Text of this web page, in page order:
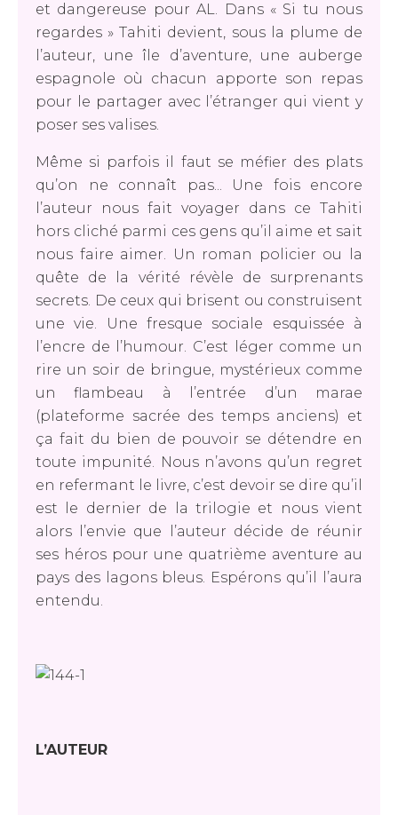
et dangereuse pour AL. Dans « Si tu nous
regardes » Tahiti devient, sous la plume de
l’auteur, une île d’aventure, une auberge
espagnole où chacun apporte son repas
pour le partager avec l’étranger qui vient y
poser ses valises.
Même si parfois il faut se méfier des plats
qu’on ne connaît pas... Une fois encore
l’auteur nous fait voyager dans ce Tahiti
hors cliché parmi ces gens qu’il aime et sait
nous faire aimer. Un roman policier ou la
quête de la vérité révèle de surprenants
secrets. De ceux qui brisent ou construisent
une vie. Une fresque sociale esquissée à
l’encre de l’humour. C’est léger comme un
rire un soir de bringue, mystérieux comme
un flambeau à l’entrée d’un marae
(plateforme sacrée des temps anciens) et
ça fait du bien de pouvoir se détendre en
toute impunité. Nous n’avons qu’un regret
en refermant le livre, c’est devoir se dire qu’il
est le dernier de la trilogie et nous vient
alors l’envie que l’auteur décide de réunir
ses héros pour une quatrième aventure au
pays des lagons bleus. Espérons qu’il l’aura
entendu.
L’AUTEUR